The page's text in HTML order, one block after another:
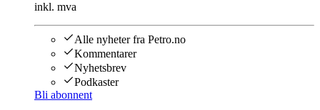
inkl. mva
Alle nyheter fra Petro.no
Kommentarer
Nyhetsbrev
Podkaster
Bli abonnent